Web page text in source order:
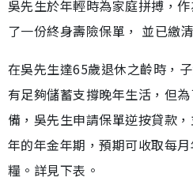
吳先生於年輕時為家庭拼搏，
了一份終身壽險保單， 並已繳
在吳先生達65歲退休之齡時，
有足夠儲蓄支撐晚年生活，但
備，吳先生申請保單逆按貸款
年的年金年期，預期可收取每
糧。詳見下表。